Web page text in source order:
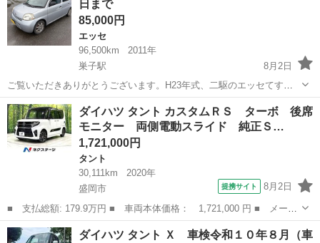
か。 現状鉄ホイールにスタ...
日まで
85,000円
エッセ
96,500km
2011年
巣子駅
8月2日
ご覧いただきありがとうございます。H23年式、二駆のエッセてす。
オーディオは純正のCDデッキ付きです。 現状何の不具合も無く使用出
来ています。定期的に点検整備をしていたので機関良好です。エアコ
ンの効きも良いです。 外装の錆...
岩手 盛岡市 巣子駅 エッセ 洗車
ダイハツ タント カスタムＲＳ ターボ 後席
モニター 両側電動スライド 純正Ｓ…
1,721,000円
タント
30,111km
2020年
盛岡市
提携サイト 8月2日
■ 支払総額: 179.9万円 ■ 車両本体価格： 1,721,000 円 ■ メーカ
ー名： ダイハツ ■ 車種名： タント ■ グレード名： カスタム
ＲＳ ターボ 後席モニター 両側電動スライド 純正ＳＤナビ バ
岩手 盛岡市 タント
ダイハツ タント Ｘ 車検令和１０年８月（車